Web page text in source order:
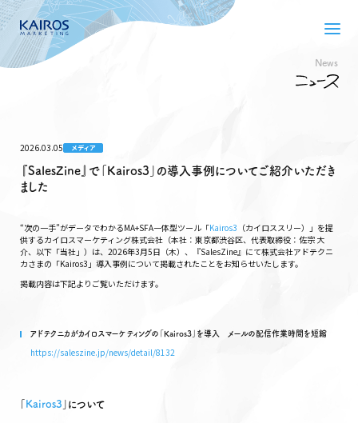
News
2026.03.05 メディア
『SalesZine』で「Kairos3」の導入事例についてご紹介いただき
ました
“次の一手”がデータでわかるMA+SFA一体型ツール「Kairos3 （カイロススリー）」を提
供するカイロスマーケティング株式会社（本社：東京都渋谷区、代表取締役：佐宗 大
介、以下「当社」）は、2026年3月5日（木）、『SalesZine』にて株式会社アドテクニ
カさまの「Kairos3」導入事例について掲載されたことをお知らせいたします。
掲載内容は下記よりご覧いただけます。
アドテクニカがカイロスマーケティングの「Kairos3」を導入 メールの配信作業時間を短縮
https://saleszine.jp/news/detail/8132
Kairos3 ｣について